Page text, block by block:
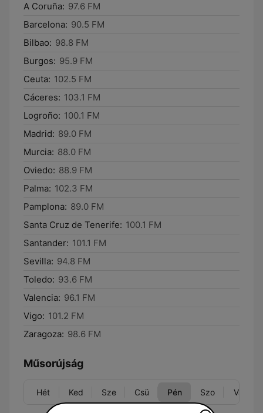
A Coruña: 97.6 FM
Barcelona: 90.5 FM
Bilbao: 98.8 FM
Burgos: 95.9 FM
Ceuta: 102.5 FM
Cáceres: 103.1 FM
Logroño: 100.1 FM
Madrid: 89.0 FM
Murcia: 88.0 FM
Oviedo: 88.9 FM
Palma: 102.3 FM
Pamplona: 89.0 FM
Santa Cruz de Tenerife: 100.1 FM
Santander: 101.1 FM
Sevilla: 94.8 FM
Toledo: 93.6 FM
Valencia: 96.1 FM
Vigo: 101.2 FM
Zaragoza: 98.6 FM
Műsorújság
Hét Ked Sze Csü Pén Szo Vas